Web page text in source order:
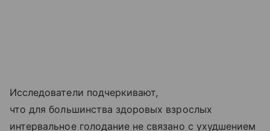
Исследователи подчеркивают,
что для большинства здоровых взрослых
интервальное голодание не связано с ухудшением